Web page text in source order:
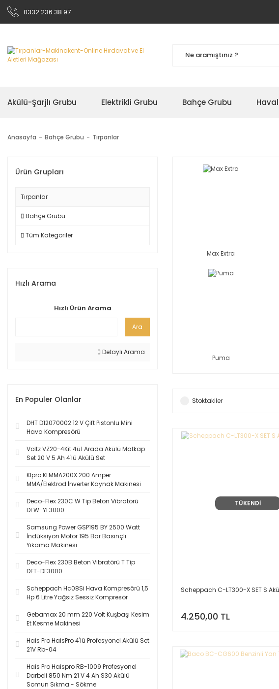
0332 236 38 97
Akülü-Şarjlı Grubu Elektrikli Grubu Bahçe Grubu
Anasayfa Bahçe Grubu Tırpanlar
Ürün Grupları
Tırpanlar
Bahçe Grubu
Tüm Kategoriler
Hızlı Arama
Hızlı Ürün Arama
Ara
Detaylı Arama
En Populer Olanlar
DHT D12070002 12 V Çift Pistonlu Mini
Hava Kompresörü
Voltz VZ20-4Kit 4ü1 Arada Akülü Matkap
Set 20 V 5 Ah 4'lü Akülü Set
Klpro KLMMA200X 200 Amper
MMA/Elektrod İnverter Kaynak Makinesi
Deco-Flex 230C W Tip Beton Vibratörü
DFW-YF3000
Samsung Power GSP195 BY 2500 Watt
İndüksiyon Motor 195 Bar Basınçlı
Yıkama Makinesi
Deco-Flex 230B Beton Vibratörü T Tip
DFT-DF3000
Scheppach Hc08Si Hava Kompresörü 1,5
Hp 6 Litre Yağsız Sessiz Kompresör
Gebamax 20 mm 220 Volt Kuşbaşı Kesim
Et Kesme Makinesi
Hais Pro HaisPro 4'lü Profesyonel Akülü Set
21V Rb-04
Hais Pro Haispro RB-1009 Profesyonel
Darbeli 850 Nm 21 V 4 Ah S30 Akülü
Somun Sıkma - Sökme
Max Extra
Puma
Stoktakiler
TÜKENDİ
Scheppach C-LT300-X SET S
4.250,00 TL